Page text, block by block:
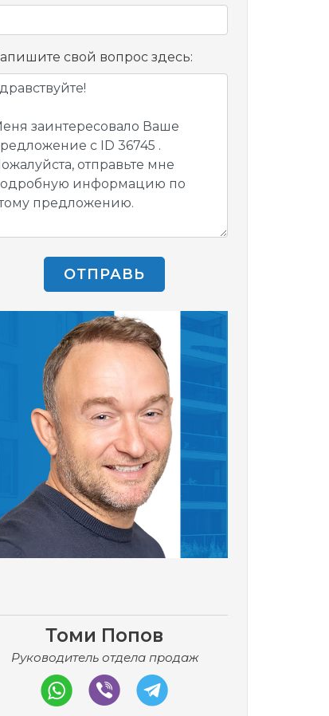
свой вопрос здесь:
ОТПРАВЬ
Томи Попов
Руководитель отдела продаж